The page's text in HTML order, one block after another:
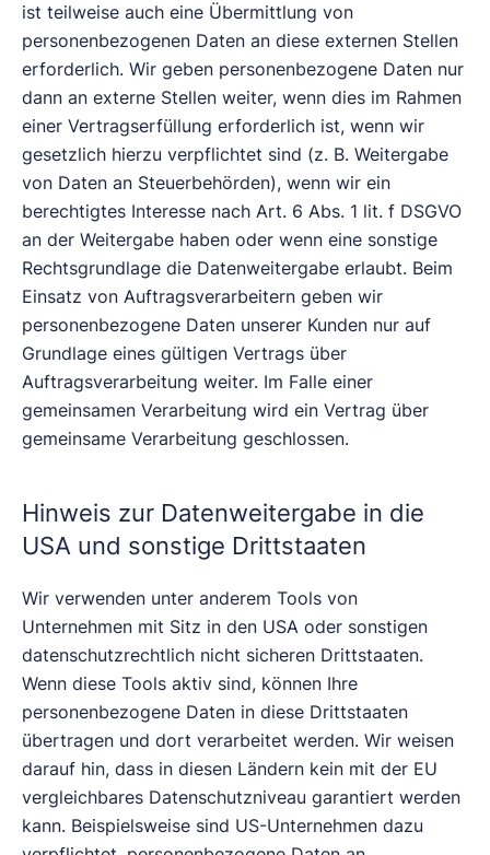
ist teilweise auch eine Übermittlung von
personenbezogenen Daten an diese externen Stellen
erforderlich. Wir geben personenbezogene Daten nur
dann an externe Stellen weiter, wenn dies im Rahmen
einer Vertragserfüllung erforderlich ist, wenn wir
gesetzlich hierzu verpflichtet sind (z. B. Weitergabe
von Daten an Steuerbehörden), wenn wir ein
berechtigtes Interesse nach Art. 6 Abs. 1 lit. f DSGVO
an der Weitergabe haben oder wenn eine sonstige
Rechtsgrundlage die Datenweitergabe erlaubt. Beim
Einsatz von Auftragsverarbeitern geben wir
personenbezogene Daten unserer Kunden nur auf
Grundlage eines gültigen Vertrags über
Auftragsverarbeitung weiter. Im Falle einer
gemeinsamen Verarbeitung wird ein Vertrag über
gemeinsame Verarbeitung geschlossen.
Hinweis zur Datenweitergabe in die
USA und sonstige Drittstaaten
Wir verwenden unter anderem Tools von
Unternehmen mit Sitz in den USA oder sonstigen
datenschutzrechtlich nicht sicheren Drittstaaten.
Wenn diese Tools aktiv sind, können Ihre
personenbezogene Daten in diese Drittstaaten
übertragen und dort verarbeitet werden. Wir weisen
darauf hin, dass in diesen Ländern kein mit der EU
vergleichbares Datenschutzniveau garantiert werden
kann. Beispielsweise sind US-Unternehmen dazu